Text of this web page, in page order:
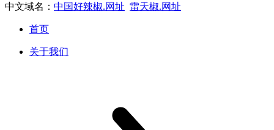
中文域名： 中国好辣椒.网址 雷天椒.网址
首页
关于我们